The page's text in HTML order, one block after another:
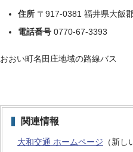
住所 〒917-0381 福井県大飯
電話番号 0770-67-3393
おおい町名田庄地域の路線バス
関連情報
大和交通 ホームページ （新